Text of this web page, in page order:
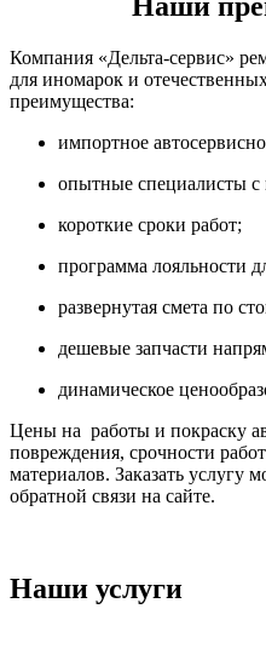
Компания «Дельта-сервис»
для иномарок и
преимущества:
импортное
опытные специалисты
короткие сроки работ;
программа лояльности
развернутая смета по
дешевые запчасти
динамическое
Цены на работы и покраску
повреждения, срочности
материалов. Заказать услугу
обратной связи на сайте.
Наши услуги